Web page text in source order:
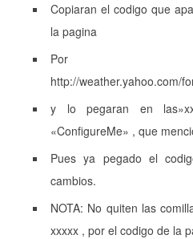
Copiaran el codigo que
la pagina
Por
http://weather.yahoo.com/
y lo pegaran en
«ConfigureMe» , que
Pues ya pegado el
cambios.
NOTA: No quiten las
xxxxx , por el codigo de la